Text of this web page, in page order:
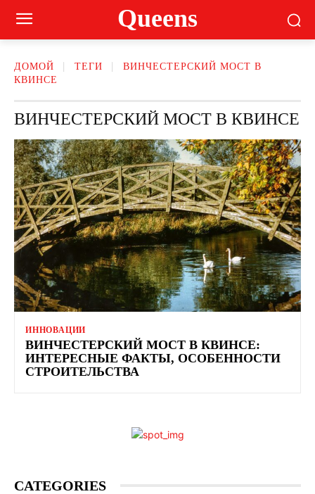
Queens
ДОМОЙ ТЕГИ
ВИНЧЕСТЕРСКИЙ МОСТ В
КВИНСЕ
ВИНЧЕСТЕРСКИЙ МОСТ В КВИНСЕ
ИННОВАЦИИ
ВИНЧЕСТЕРСКИЙ МОСТ В КВИНСЕ:
ИНТЕРЕСНЫЕ ФАКТЫ, ОСОБЕННОСТИ
СТРОИТЕЛЬСТВА
CATEGORIES